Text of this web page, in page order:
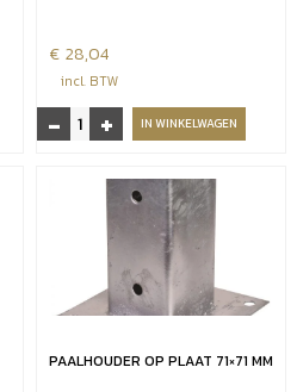
€ 28,04
incl. BTW
-
Hardhout
extra
+ IN WINKELWAGEN
PAALHOUDER OP PLAAT 71×71 MM